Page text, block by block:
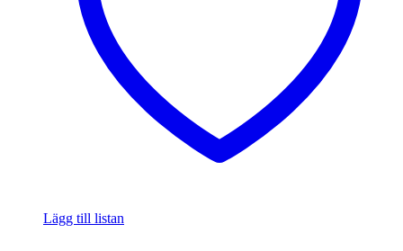
Lägg till listan